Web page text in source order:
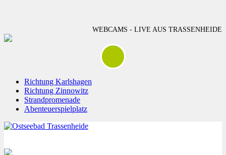
WEBCAMS - LIVE AUS TRASSENHEIDE
Richtung Karlshagen
Richtung Zinnowitz
Strandpromenade
Abenteuerspielplatz